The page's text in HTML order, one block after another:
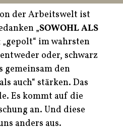
der Arbeitswelt ist
„SOWOHL ALS
im wahrsten
oder, schwarz
gemeinsam den
auch“ stärken. Das
Es kommt auf die
an. Und diese
anders aus.